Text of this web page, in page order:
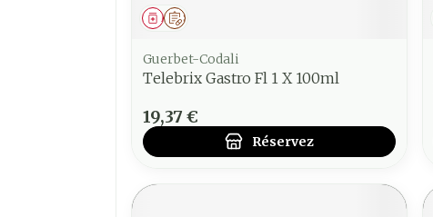
Sur prescription
Médicament
Guerbet-Codali
Telebrix Gastro Fl 1 X 100ml
19,37 €
Réservez